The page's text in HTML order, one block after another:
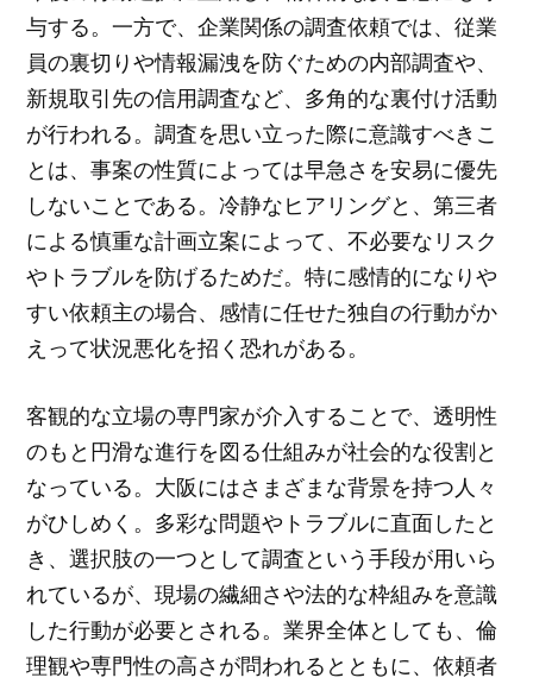
与する。一方で、企業関係の調査依頼では、従業
員の裏切りや情報漏洩を防ぐための内部調査や、
新規取引先の信用調査など、多角的な裏付け活動
が行われる。調査を思い立った際に意識すべきこ
とは、事案の性質によっては早急さを安易に優先
しないことである。冷静なヒアリングと、第三者
による慎重な計画立案によって、不必要なリスク
やトラブルを防げるためだ。特に感情的になりや
すい依頼主の場合、感情に任せた独自の行動がか
えって状況悪化を招く恐れがある。
客観的な立場の専門家が介入することで、透明性
のもと円滑な進行を図る仕組みが社会的な役割と
なっている。大阪にはさまざまな背景を持つ人々
がひしめく。多彩な問題やトラブルに直面したと
き、選択肢の一つとして調査という手段が用いら
れているが、現場の繊細さや法的な枠組みを意識
した行動が必要とされる。業界全体としても、倫
理観や専門性の高さが問われるとともに、依頼者